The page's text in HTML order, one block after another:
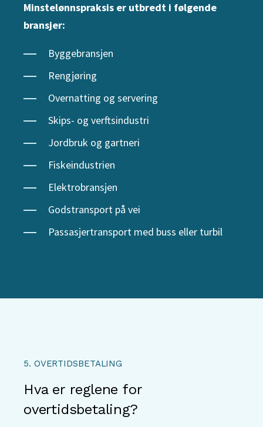
Minstelønnspraksis er utbredt i følgende
bransjer:
Byggebransjen
Rengjøring
Overnatting og servering
Skips- og verftsindustri
Jordbruk og gartneri
Fiskeindustrien
Elektrobransjen
Godstransport på vei
Passasjertransport med buss eller turbil
5. OVERTIDSBETALING
Hva er reglene for
overtidsbetaling?